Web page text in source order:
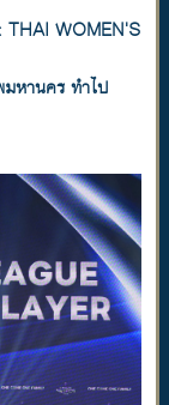
THAI WOMEN'S
หานคร ทำไป